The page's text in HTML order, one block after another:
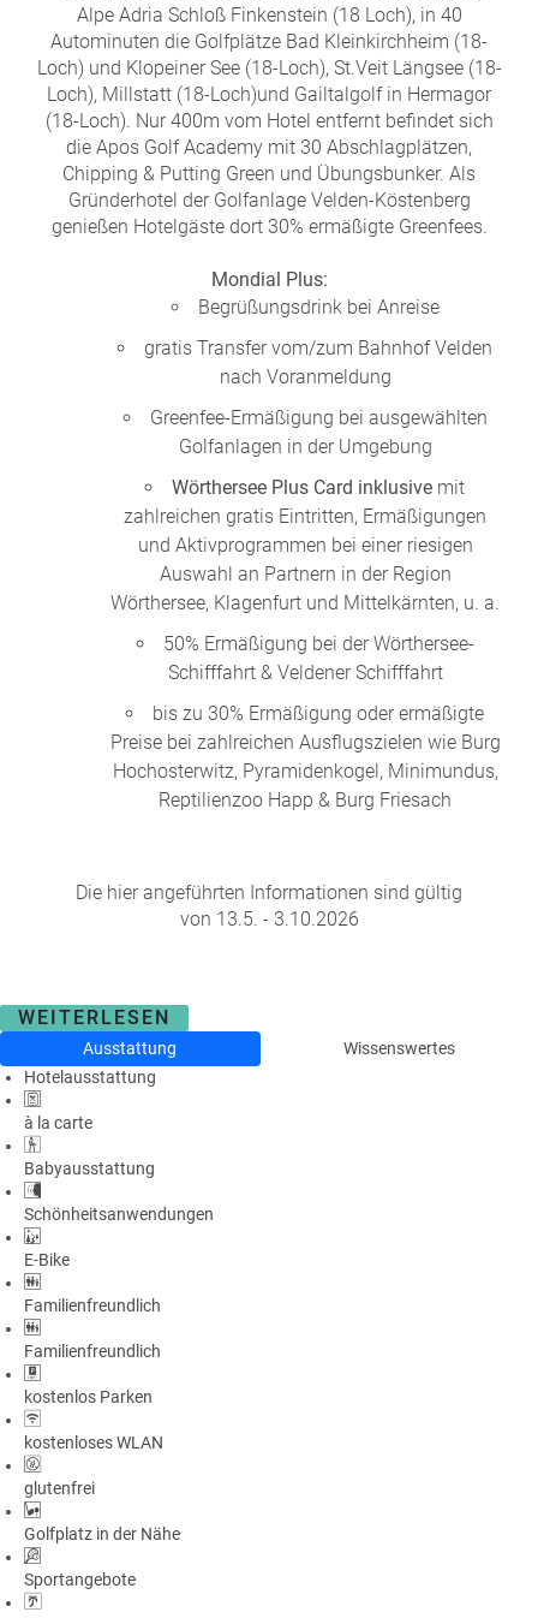
Alpe Adria Schloß Finkenstein (18 Loch), in 40
Autominuten die Golfplätze Bad Kleinkirchheim (18-
Loch) und Klopeiner See (18-Loch), St.Veit Längsee (18-
Loch), Millstatt (18-Loch)und Gailtalgolf in Hermagor
(18-Loch). Nur 400m vom Hotel entfernt befindet sich
die Apos Golf Academy mit 30 Abschlagplätzen,
Chipping & Putting Green und Übungsbunker. Als
Gründerhotel der Golfanlage Velden-Köstenberg
genießen Hotelgäste dort 30% ermäßigte Greenfees.
Mondial Plus:
Begrüßungsdrink bei Anreise
gratis Transfer vom/zum Bahnhof Velden
nach Voranmeldung
Greenfee-Ermäßigung bei ausgewählten
Golfanlagen in der Umgebung
Wörthersee Plus Card inklusive mit
zahlreichen gratis Eintritten, Ermäßigungen
und Aktivprogrammen bei einer riesigen
Auswahl an Partnern in der Region
Wörthersee, Klagenfurt und Mittelkärnten, u. a.
50% Ermäßigung bei der Wörthersee-
Schifffahrt & Veldener Schifffahrt
bis zu 30% Ermäßigung oder ermäßigte
Preise bei zahlreichen Ausflugszielen wie Burg
Hochosterwitz, Pyramidenkogel, Minimundus,
Reptilienzoo Happ & Burg Friesach
Die hier angeführten Informationen sind gültig
von 13.5. - 3.10.2026
WEITERLESEN
Ausstattung
Wissenswertes
Hotelausstattung
à la carte
Babyausstattung
Schönheitsanwendungen
E-Bike
Familienfreundlich
Familienfreundlich
kostenlos Parken
kostenloses WLAN
glutenfrei
Golfplatz in der Nähe
Sportangebote